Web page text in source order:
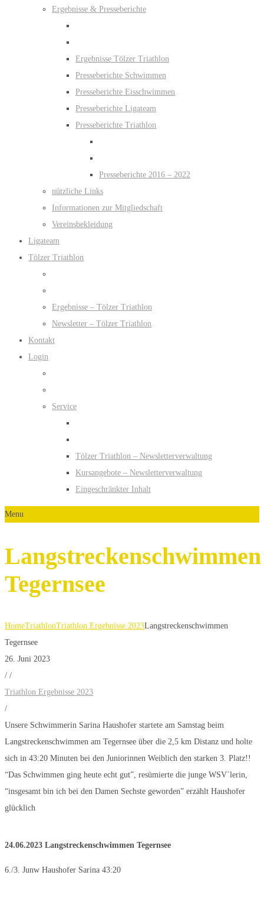
Ergebnisse & Presseberichte
Ergebnisse Tölzer Triathlon
Presseberichte Schwimmen
Presseberichte Eisschwimmen
Presseberichte Ligateam
Presseberichte Triathlon
Presseberichte 2016 – 2022
nützliche Links
Informationen zur Mitgliedschaft
Vereinsbekleidung
Ligateam
Tölzer Triathlon
Ergebnisse – Tölzer Triathlon
Newsletter – Tölzer Triathlon
Kontakt
Login
Service
Tölzer Triathlon – Newsletterverwaltung
Kursangebote – Newsletterverwaltung
Eingeschränkter Inhalt
Menu
Langstreckenschwimmen
Tegernsee
HomeTriathlonTriathlon Ergebnisse 2023Langstreckenschwimmen
Tegernsee
26. Juni 2023
/ /
Triathlon Ergebnisse 2023
/
Unsere Schwimmerin Sarina Haushofer startete am Samstag beim
Langstreckenschwimmen am Tegernsee über die 2,5 km Distanz und holte
sich in 43:20 Minuten bei den Juniorinnen Weiblich den starken 3. Platz!!
“Das Schwimmen ging heute echt gut”, resümierte die junge WSV´lerin,
“insgesamt bin ich bei den Damen Sechste geworden” erzählt Haushofer
glücklich
24.06.2023 Langstreckenschwimmen Tegernsee
6./3. Junw Haushofer Sarina 43:20